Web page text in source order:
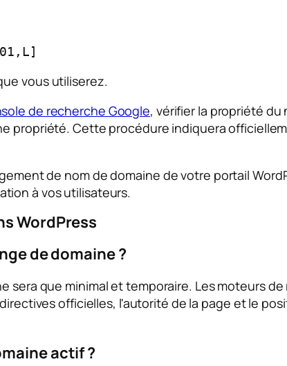
vous utiliserez.
de recherche Google, vérifier la propriété
propriété. Cette procédure indiquera
de nom de domaine de votre portail
à vos utilisateurs.
WordPress
de domaine ?
que minimal et temporaire. Les moteurs
officielles, l'autorité de la page et le
actif ?